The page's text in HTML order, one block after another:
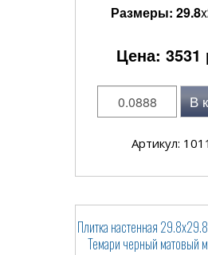
Размеры: 29.8x
Цена: 3531
В
Артикул:
Плитка настенная
Темари черный матовый